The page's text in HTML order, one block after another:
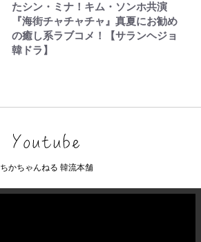
たシン・ミナ！キム・ソンホ共演
『海街チャチャチャ』真夏にお勧め
の癒し系ラブコメ！【サランヘジョ
韓ドラ】
ちかちゃんねる 韓流本舗